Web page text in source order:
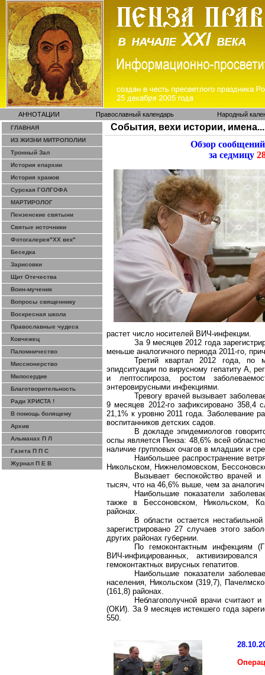
АННОТАЦИИ Православный календарь Народный
ГЛАВНАЯ
ИЗ ЖИЗНИ МИТРОПОЛИИ
Тронный Зал
История епархии
История храмов
Сурская ГОЛГОФА
МАРТИРОЛОГ
Пензенские святыни
Святые источники
Фотогалерея"ХХ век"
Беседка
Зарисовки
Щит Отечества
Воин-мученик
Вопросы священнику
Воскресная школа
Православные чудеса
Ковчежец
Паломничество
Миссионерство
Милосердие
Благотворительность
Ради ХРИСТА !
В помощь болящему
Архив
Альманах П Л
Газета П П С
Журнал П Е В
События, вехи истории, имена...
Обзор
за седмицу
растет число носителей ВИЧ-инфекции.
За 9 месяцев 2012 года
меньше аналогичного периода 2011-го,
Третий квартал 2012 года, по
эпидситуации по вирусному гепатиту А,
и лептоспироза, ростом
энтеровирусными инфекциями.
Тревогу врачей вызывает
9 месяцев 2012-го зафиксировано 358,4
21,1% к уровню 2011 года. Заболевание
воспитанников детских садов.
В докладе эпидемиологов
оспы является Пенза: 48,6% всей
наличие групповых очагов в младших и
Наибольшее распространение
Никольском, Нижнеломовском,
Вызывает беспокойство врачей
тысяч, что на 46,6% выше, чем за
Наибольшие показатели
также в Бессоновском, Никольском,
районах.
В области остается
зарегистрировано 27 случаев этого
других районах губернии.
По гемоконтактным инфекциям
ВИЧ-инфицированных,
гемоконтактных вирусных гепатитов.
Наибольшие показатели
населения, Никольском (319,7),
(161,8) районах.
Неблагополучной врачи считают
(ОКИ). За 9 месяцев истекшего года
550.